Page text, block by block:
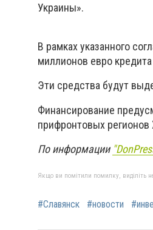
Украины».
В рамках указанного
миллионов евро
Эти средства будут
Финансирование
прифронтовых
По информации
Якщо ви помітили помилку, виділіть
#Славянск #новости